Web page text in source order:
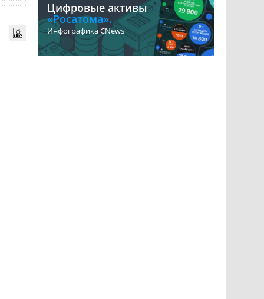
Цифровые активы
«Росатома».
Инфографика CNews